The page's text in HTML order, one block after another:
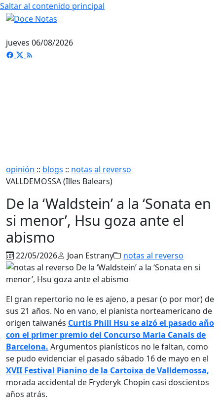
Saltar al contenido principal
jueves 06/08/2026
opinión :: blogs :: notas al reverso
VALLDEMOSSA (Illes Balears)
De la ‘Waldstein’ a la ‘Sonata en
si menor’, Hsu goza ante el
abismo
22/05/2026 Joan Estrany notas al reverso
El gran repertorio no le es ajeno, a pesar (o por mor) de
sus 21 años. No en vano, el pianista norteamericano de
origen taiwanés Curtis Phill Hsu se alzó el pasado año
con el primer premio del Concurso Maria Canals de
Barcelona. Argumentos pianísticos no le faltan, como
se pudo evidenciar el pasado sábado 16 de mayo en el
XVII Festival Pianino de la Cartoixa de Valldemossa,
morada accidental de Fryderyk Chopin casi doscientos
años atrás.